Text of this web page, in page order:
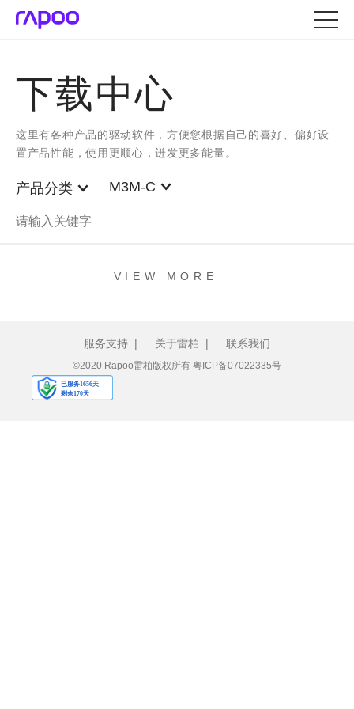
下载中心
这里有各种产品的驱动软件，方便您根据自己的喜好、偏好设
置产品性能，使用更顺心，迸发更多能量。
产品分类 M3M-C
VIEW MORE .
服务支持 | 关于雷柏 | 联系我们
©2020 Rapoo雷柏版权所有 粤ICP备07022335号